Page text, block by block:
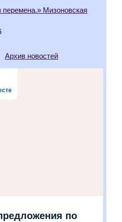
Мизоновская
Архив новостей
по